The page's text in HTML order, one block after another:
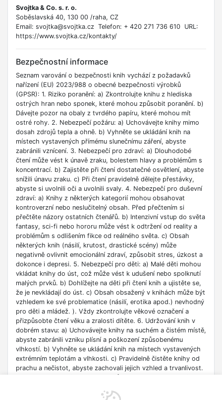
Svojtka & Co. s. r. o.
Soběslavská 40, 130 00 /raha, CZ
Email: svojtka@svojtka.cz Telefon: + 420 271 736 610 URL:
https://www.svojtka.cz/kontakty/
Bezpečnostní informace
Seznam varování o bezpečnosti knih vychází z požadavků
nařízení (EU) 2023/988 o obecné bezpečnosti výrobků
(GPSR): 1. Riziko poranění: a) Zkontrolujte knihu z hlediska
ostrých hran nebo sponek, které mohou způsobit poranění. b)
Dávejte pozor na obaly z tvrdého papíru, které mohou mít
ostré rohy. 2. Nebezpečí požáru: a) Uchovávejte knihy mimo
dosah zdrojů tepla a ohně. b) Vyhněte se ukládání knih na
místech vystavených přímému slunečnímu záření, abyste
zabránili vznícení. 3. Nebezpečí pro zdraví: a) Dlouhodobé
čtení může vést k únavě zraku, bolestem hlavy a problémům s
koncentrací. b) Zajistěte při čtení dostatečné osvětlení, abyste
snížili únavu zraku. c) Při čtení pravidelně dělejte přestávky,
abyste si uvolnili oči a uvolnili svaly. 4. Nebezpečí pro duševní
zdraví: a) Knihy z některých kategorií mohou obsahovat
kontroverzní nebo neslučitelný obsah. Před přečtením si
přečtěte názory ostatních čtenářů. b) Intenzivní vstup do světa
fantasy, sci-fi nebo hororu může vést k odtržení od reality a
problémům s odlišením fikce od reálného světa. c) Obsah
některých knih (násilí, krutost, drastické scény) může
negativně ovlivnit emocionální zdraví, způsobit stres, úzkost a
dokonce i depresi. 5. Nebezpečí pro děti: a) Malé děti mohou
vkládat knihy do úst, což může vést k udušení nebo spolknutí
malých prvků. b) Dohlížejte na děti při čtení knih a ujistěte se,
že je nevkládají do úst. c) Obsah obsažený v knihách může být
vzhledem ke své problematice (násilí, erotika apod.) nevhodný
pro děti a mládež. ). Vždy zkontrolujte věkové označení a
přizpůsobte čtení věku a zralosti dítěte. 6. Udržování knih v
dobrém stavu: a) Uchovávejte knihy na suchém a čistém místě,
abyste zabránili vzniku plísní a poškození způsobenému
vlhkostí. b) Vyhněte se ukládání knih na místech vystavených
extrémním teplotám a vlhkosti. c) Pravidelně čistěte knihy od
prachu a nečistot, abyste zachovali jejich vzhled a trvanlivost.
vzdělávací nebo profesní účely. b) Věnujte pozornost datu